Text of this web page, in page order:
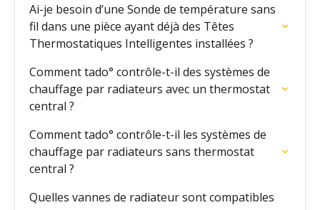
Ai-je besoin d’une Sonde de température sans
fil dans une pièce ayant déjà des Têtes
Thermostatiques Intelligentes installées ?
Comment tado° contrôle-t-il des systèmes de
chauffage par radiateurs avec un thermostat
central ?
Comment tado° contrôle-t-il les systèmes de
chauffage par radiateurs sans thermostat
central ?
Quelles vannes de radiateur sont compatibles